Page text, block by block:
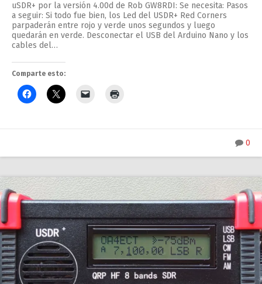
uSDR+ por la versión 4.00d de Rob GW8RDI: Se necesita: Pasos
a seguir: Si todo fue bien, los Led del USDR+ Red Corners
parpaderán entre rojo y verde unos segundos y luego
quedarán en verde. Desconectar el USB del Arduino Nano y los
cables del…
Comparte esto:
0